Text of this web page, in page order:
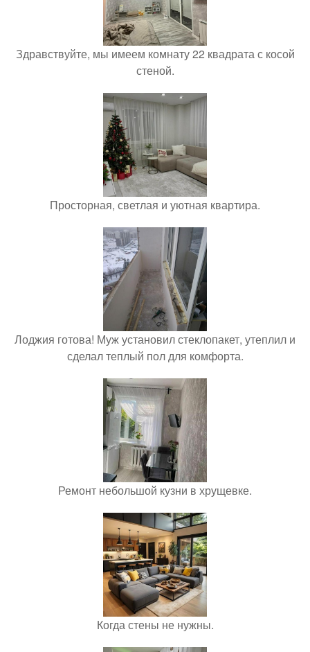
Здравствуйте, мы имеем комнату 22 квадрата с косой
стеной.
Просторная, светлая и уютная квартира.
Лоджия готова! Муж установил стеклопакет, утеплил и
сделал теплый пол для комфорта.
Ремонт небольшой кузни в хрущевке.
Когда стены не нужны.